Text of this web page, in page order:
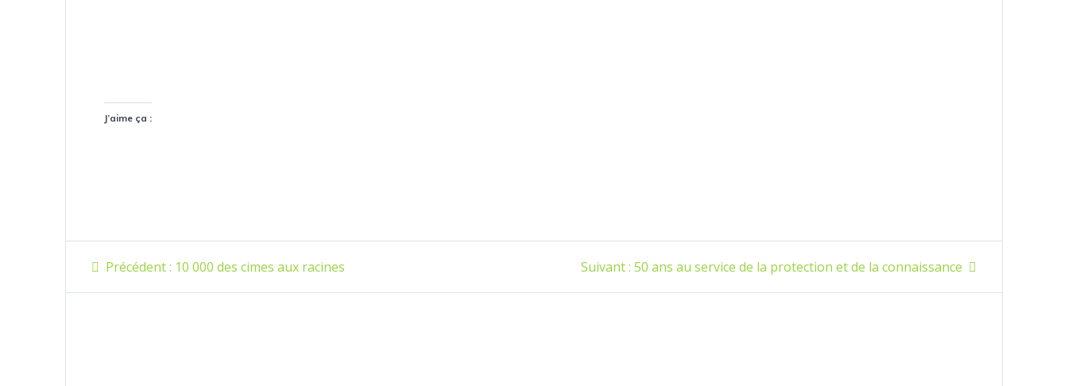
J’aime ça :
Navigation
de
Précédent : Article
10 000 des cimes aux racines Suivant : Article
50 ans au service de la protection et de la connaissance